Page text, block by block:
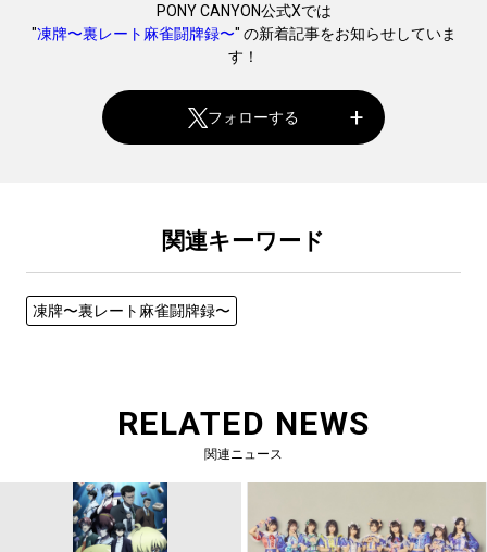
PONY CANYON公式Xでは
"凍牌〜裏レート麻雀闘牌録〜" の新着記事をお知らせしていま
す！
フォローする
関連キーワード
凍牌〜裏レート麻雀闘牌録〜
RELATED NEWS
関連ニュース